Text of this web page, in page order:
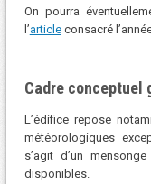
On pourra
l’articleconsacré
Cadre conceptuel
L’édifice repose
météorologiques
s’agit d’un
disponibles.